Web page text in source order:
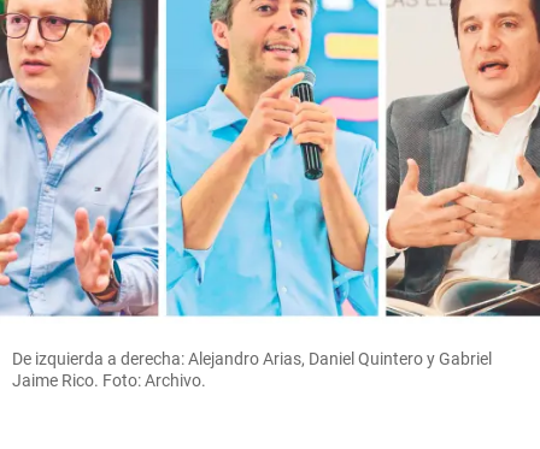
De izquierda a derecha: Alejandro Arias, Daniel Quintero y Gabriel
Jaime Rico. Foto: Archivo.